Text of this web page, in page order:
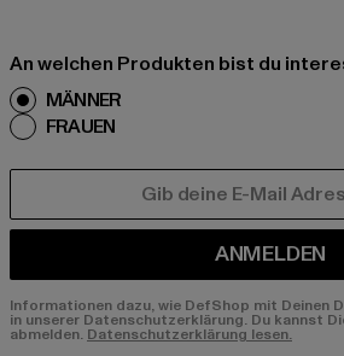
An welchen Produkten bist du
MÄNNER
FRAUEN
ANMELDEN
Informationen dazu, wie DefShop mit Deinen
in unserer Datenschutzerklärung. Du kannst
abmelden. Datenschutzerklärung lesen.